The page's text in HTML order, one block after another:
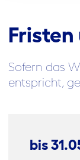
Fristen
Sofern das
entspricht,
bis